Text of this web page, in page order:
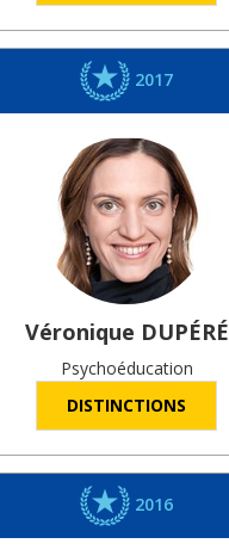
2017
Véronique DUPÉRÉ
Psychoéducation
DISTINCTIONS
2016